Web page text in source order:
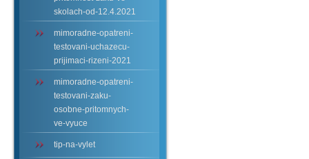
skolach-od-12.4.2021
mimoradne-opatreni-
testovani-uchazecu-
prijimaci-rizeni-2021
mimoradne-opatreni-
testovani-zaku-
osobne-pritomnych-
ve-vyuce
tip-na-vylet